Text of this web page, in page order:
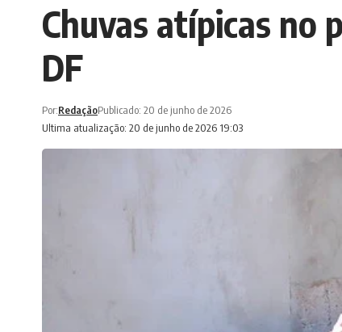
Chuvas atípicas no
DF
Ultima atualização: 20 de junho de 2026 19:03
Por:RedaçãoPublicado: 20 de junho de 2026